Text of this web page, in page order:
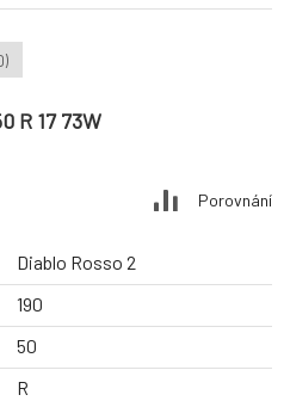
R 17 73W
Porovnání
Diablo Rosso 2
190
50
R